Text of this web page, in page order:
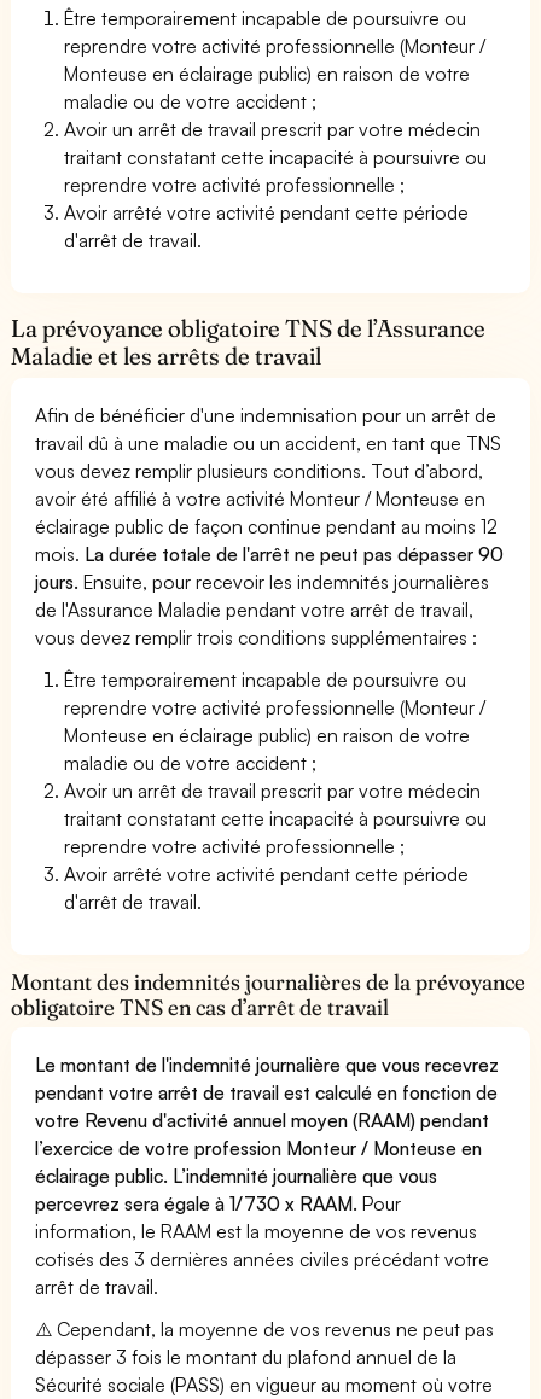
Être temporairement incapable de poursuivre ou
reprendre votre activité professionnelle (Monteur /
Monteuse en éclairage public) en raison de votre
maladie ou de votre accident ;
Avoir un arrêt de travail prescrit par votre médecin
traitant constatant cette incapacité à poursuivre ou
reprendre votre activité professionnelle ;
Avoir arrêté votre activité pendant cette période
d'arrêt de travail.
La prévoyance obligatoire TNS de l’Assurance
Maladie et les arrêts de travail
Afin de bénéficier d'une indemnisation pour un arrêt de
travail dû à une maladie ou un accident, en tant que TNS
vous devez remplir plusieurs conditions. Tout d’abord,
avoir été affilié à votre activité Monteur / Monteuse en
éclairage public de façon continue pendant au moins 12
mois. La durée totale de l'arrêt ne peut pas dépasser 90
jours. Ensuite, pour recevoir les indemnités journalières
de l'Assurance Maladie pendant votre arrêt de travail,
vous devez remplir trois conditions supplémentaires :
Être temporairement incapable de poursuivre ou
reprendre votre activité professionnelle (Monteur /
Monteuse en éclairage public) en raison de votre
maladie ou de votre accident ;
Avoir un arrêt de travail prescrit par votre médecin
traitant constatant cette incapacité à poursuivre ou
reprendre votre activité professionnelle ;
Avoir arrêté votre activité pendant cette période
d'arrêt de travail.
Montant des indemnités journalières de la prévoyance
obligatoire TNS en cas d’arrêt de travail
Le montant de l'indemnité journalière que vous recevrez
pendant votre arrêt de travail est calculé en fonction de
votre Revenu d'activité annuel moyen (RAAM) pendant
l’exercice de votre profession Monteur / Monteuse en
éclairage public. L’indemnité journalière que vous
percevrez sera égale à 1/730 x RAAM. Pour
information, le RAAM est la moyenne de vos revenus
cotisés des 3 dernières années civiles précédant votre
arrêt de travail.
⚠️ Cependant, la moyenne de vos revenus ne peut pas
dépasser 3 fois le montant du plafond annuel de la
Sécurité sociale (PASS) en vigueur au moment où votre